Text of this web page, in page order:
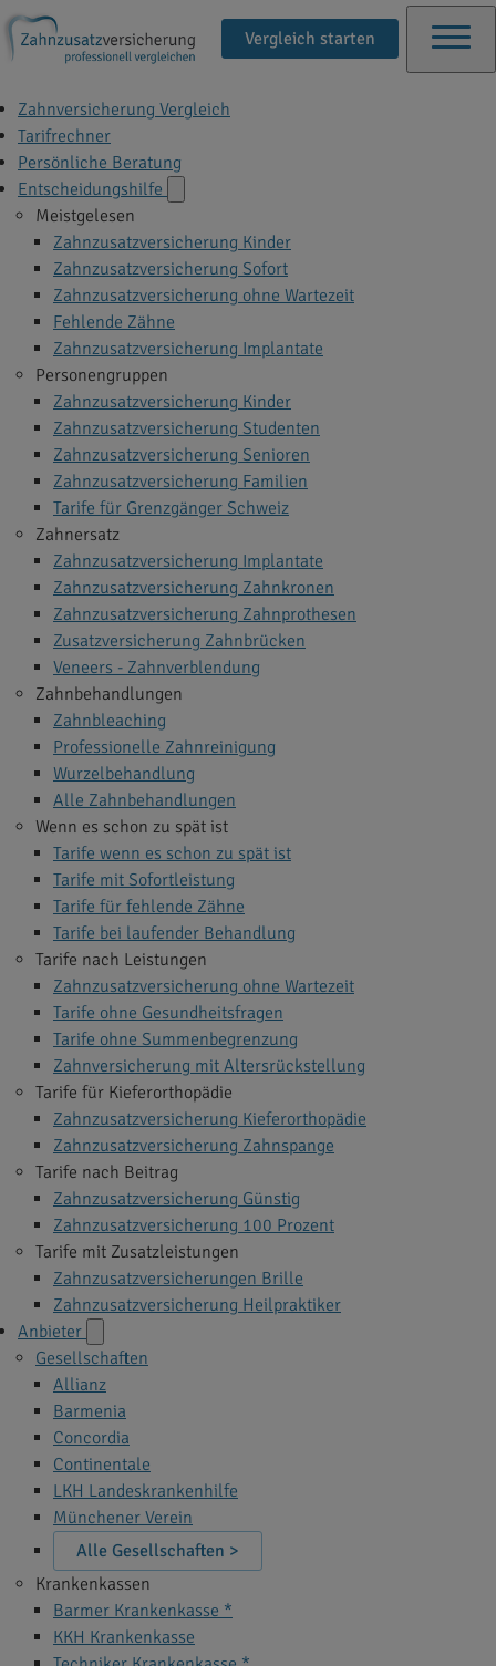
Vergleich starten
Zahnversicherung Vergleich
Tarifrechner
Persönliche Beratung
Entscheidungshilfe
Meistgelesen
Zahnzusatzversicherung Kinder
Zahnzusatzversicherung Sofort
Zahnzusatzversicherung ohne Wartezeit
Fehlende Zähne
Zahnzusatzversicherung Implantate
Personengruppen
Zahnzusatzversicherung Kinder
Zahnzusatzversicherung Studenten
Zahnzusatzversicherung Senioren
Zahnzusatzversicherung Familien
Tarife für Grenzgänger Schweiz
Zahnersatz
Zahnzusatzversicherung Implantate
Zahnzusatzversicherung Zahnkronen
Zahnzusatzversicherung Zahnprothesen
Zusatzversicherung Zahnbrücken
Veneers - Zahnverblendung
Zahnbehandlungen
Zahnbleaching
Professionelle Zahnreinigung
Wurzelbehandlung
Alle Zahnbehandlungen
Wenn es schon zu spät ist
Tarife wenn es schon zu spät ist
Tarife mit Sofortleistung
Tarife für fehlende Zähne
Tarife bei laufender Behandlung
Tarife nach Leistungen
Zahnzusatzversicherung ohne Wartezeit
Tarife ohne Gesundheitsfragen
Tarife ohne Summenbegrenzung
Zahnversicherung mit Altersrückstellung
Tarife für Kieferorthopädie
Zahnzusatzversicherung Kieferorthopädie
Zahnzusatzversicherung Zahnspange
Tarife nach Beitrag
Zahnzusatzversicherung Günstig
Zahnzusatzversicherung 100 Prozent
Tarife mit Zusatzleistungen
Zahnzusatzversicherungen Brille
Zahnzusatzversicherung Heilpraktiker
Anbieter
Gesellschaften
Allianz
Barmenia
Concordia
Continentale
LKH Landeskrankenhilfe
Münchener Verein
Alle Gesellschaften >
Krankenkassen
Barmer Krankenkasse *
KKH Krankenkasse